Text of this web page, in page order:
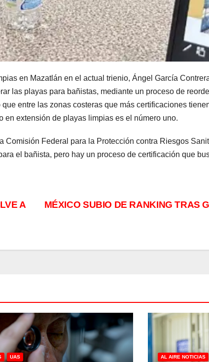
en Mazatlán en el actual trienio, Ángel García
las playas para bañistas, mediante un proceso de
entre las zonas costeras que más certificaciones
en extensión de playas limpias es el número uno.
Federal para la Protección contra Riesgos
el bañista, pero hay un proceso de certificación que
MÉXICO SUBIO DE RANKING TRAS
A
UAS AL AIRE NOTICIAS